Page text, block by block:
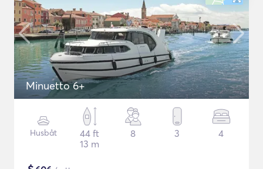
Minuetto 6+
Husbåt
44 ft
13 m
8 3 4